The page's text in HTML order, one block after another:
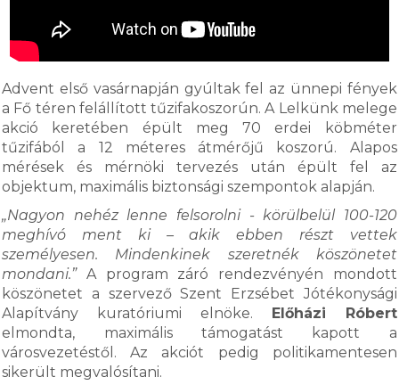
Advent első vasárnapján gyúltak fel az ünnepi fények
a Fő téren felállított tűzifakoszorún. A Lelkünk melege
akció keretében épült meg 70 erdei köbméter
tűzifából a 12 méteres átmérőjű koszorú. Alapos
mérések és mérnöki tervezés után épült fel az
objektum, maximális biztonsági szempontok alapján.
„Nagyon nehéz lenne felsorolni - körülbelül 100-120
meghívó ment ki – akik ebben részt vettek
személyesen. Mindenkinek szeretnék köszönetet
mondani.” A program záró rendezvényén mondott
köszönetet a szervező Szent Erzsébet Jótékonysági
Alapítvány kuratóriumi elnöke. Előházi Róbert
elmondta, maximális támogatást kapott a
városvezetéstől. Az akciót pedig politikamentesen
sikerült megvalósítani.